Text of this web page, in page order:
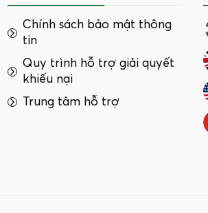
Chính sách bảo mật thông
tin
Quy trình hỗ trợ giải quyết
khiếu nại
Trung tâm hỗ trợ